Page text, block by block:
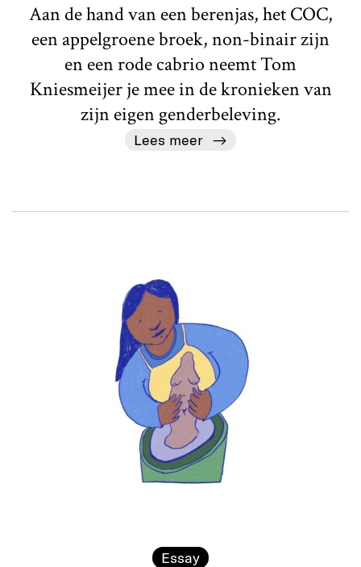
Aan de hand van een berenjas, het COC,
een appelgroene broek, non-binair zijn
en een rode cabrio neemt Tom
Kniesmeijer je mee in de kronieken van
zijn eigen genderbeleving.
Lees meer
Essay